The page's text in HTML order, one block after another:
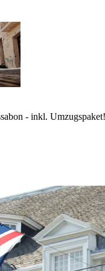
- inkl. Umzugspaket!